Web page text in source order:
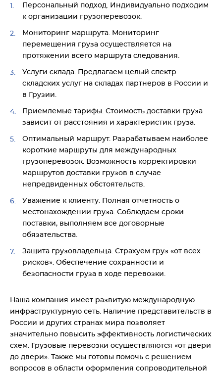
Персональный подход. Индивидуально подходим
к организации грузоперевозок.
Мониторинг маршрута. Мониторинг
перемещения груза осуществляется на
протяжении всего маршрута следования.
Услуги склада. Предлагаем целый спектр
складских услуг на складах партнеров в России и
в Грузии.
Приемлемые тарифы. Стоимость доставки груза
зависит от расстояния и характеристик груза.
Оптимальный маршрут. Разрабатываем наиболее
короткие маршруты для международных
грузоперевозок. Возможность корректировки
маршрутов доставки грузов в случае
непредвиденных обстоятельств.
Уважение к клиенту. Полная отчетность о
местонахождении груза. Соблюдаем сроки
поставки, выполняем все договорные
обязательства.
Защита грузовладельца. Страхуем груз «от всех
рисков». Обеспечение сохранности и
безопасности груза в ходе перевозки.
Наша компания имеет развитую международную
инфраструктурную сеть. Наличие представительств в
России и других странах мира позволяет
значительно повысить эффективность логистических
схем. Грузовые перевозки осуществляются «от двери
до двери». Также мы готовы помочь с решением
вопросов в области оформления сопроводительной